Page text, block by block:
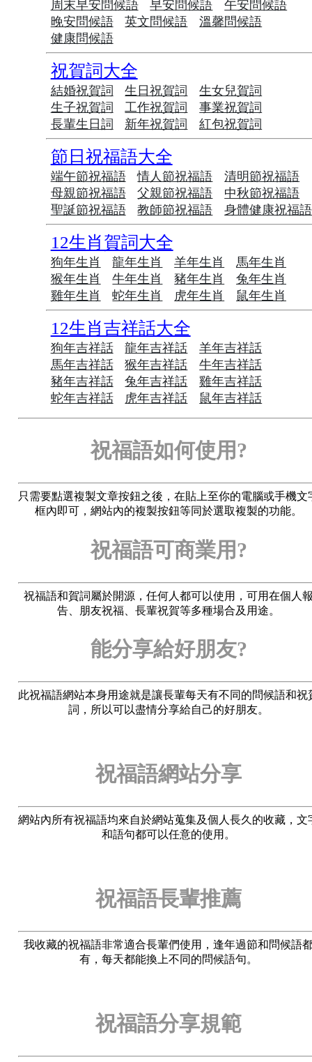
周末早安問候語 早安問候語
午安問候語
晚安問候語
英文問候語
溫馨問候語
健康問候語
祝賀詞大全
結婚祝賀詞 生日祝賀詞
生女兒賀詞
生子祝賀詞
工作祝賀詞
事業祝賀詞
長輩生日詞
新年祝賀詞 紅包祝賀詞
節日祝福語大全
端午節祝福語 情人節祝福語
清明節祝福語
母親節祝福語
父親節祝福語
中秋節祝福語
聖誕節祝福語
教師節祝福語 身體健康祝福語
12生肖賀詞大全
狗年生肖 龍年生肖 羊年生肖
馬年生肖
猴年生肖
牛年生肖 豬年生肖
兔年生肖
雞年生肖
蛇年生肖 虎年生肖 鼠年生肖
12生肖吉祥話大全
狗年吉祥話 龍年吉祥話
羊年吉祥話
馬年吉祥話
猴年吉祥話
牛年吉祥話
豬年吉祥話
兔年吉祥話
雞年吉祥話
蛇年吉祥話
虎年吉祥話 鼠年吉祥話
祝福語如何使用?
只需要點選複製文章按鈕之後，在貼上至你的電腦或手機文
框內即可，網站內的複製按鈕等同於選取複製的功能。
祝福語可商業用?
祝福語和賀詞屬於開源，任何人都可以使用，可用在個人
告、朋友祝福、長輩祝賀等多種場合及用途。
能分享給好朋友?
此祝福語網站本身用途就是讓長輩每天有不同的問候語和祝
詞，所以可以盡情分享給自己的好朋友。
祝福語網站分享
網站內所有祝福語均來自於網站蒐集及個人長久的收藏，文
和語句都可以任意的使用。
祝福語長輩推薦
我收藏的祝福語非常適合長輩們使用，逢年過節和問候語
有，每天都能換上不同的問候語句。
祝福語分享規範